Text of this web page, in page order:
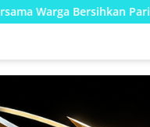
Secara Gotong Royong